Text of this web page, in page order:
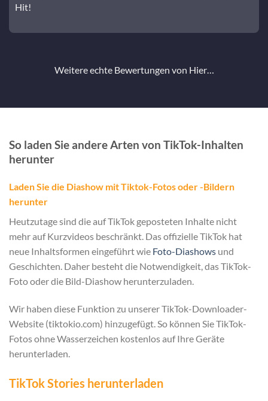
Hit!
Weitere echte Bewertungen von Hier…
So laden Sie andere Arten von TikTok-Inhalten
herunter
Laden Sie die Diashow mit Tiktok-Fotos oder -Bildern
herunter
Heutzutage sind die auf TikTok geposteten Inhalte nicht
mehr auf Kurzvideos beschränkt. Das offizielle TikTok hat
neue Inhaltsformen eingeführt wie Foto-Diashows und
Geschichten. Daher besteht die Notwendigkeit, das TikTok-
Foto oder die Bild-Diashow herunterzuladen.
Wir haben diese Funktion zu unserer TikTok-Downloader-
Website (tiktokio.com) hinzugefügt. So können Sie TikTok-
Fotos ohne Wasserzeichen kostenlos auf Ihre Geräte
herunterladen.
TikTok Stories herunterladen